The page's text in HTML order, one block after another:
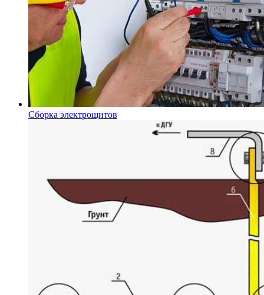
Сборка электрощитов